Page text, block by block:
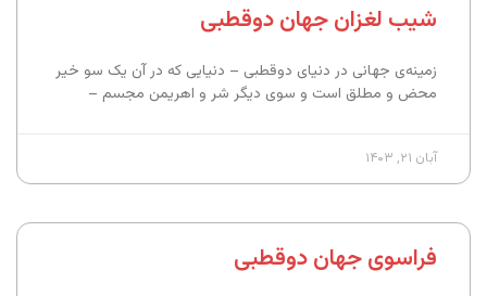
شیب لغزان جهان دوقطبی
زمینه‌ی جهانی در دنیای دوقطبی – دنیایی که در آن یک سو خیر
محض و مطلق است و سوی دیگر شر و اهریمن مجسم –
آبان ۲۱, ۱۴۰۳
فراسوی جهان دوقطبی